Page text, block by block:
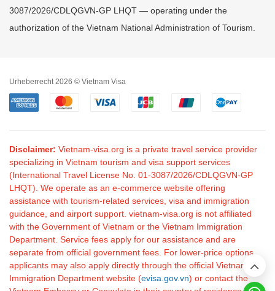
3087/2026/CDLQGVN-GP LHQT — operating under the
authorization of the Vietnam National Administration of Tourism.
Urheberrecht 2026 © Vietnam Visa
Disclaimer: Vietnam-visa.org is a private travel service provider
specializing in Vietnam tourism and visa support services
(International Travel License No. 01-3087/2026/CDLQGVN-GP
LHQT). We operate as an e-commerce website offering
assistance with tourism-related services, visa and immigration
guidance, and airport support. vietnam-visa.org is not affiliated
with the Government of Vietnam or the Vietnam Immigration
Department. Service fees apply for our assistance and are
separate from official government fees. For lower-price options,
applicants may also apply directly through the official Vietnam
Immigration Department website (evisa.gov.vn) or contact the